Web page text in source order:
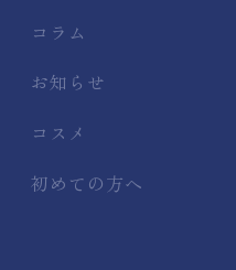
コラム
お知らせ
コスメ
初めての方へ